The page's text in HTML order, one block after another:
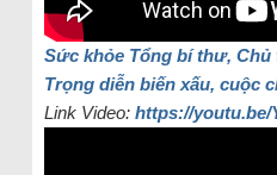
Sức khỏe Tổng bí thư,
Trọng diễn biến xấu, cuộc
Link Video: https://youtu.be/